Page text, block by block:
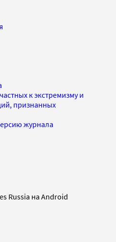
к экстремизму и
признанных
журнала
Russia на Android